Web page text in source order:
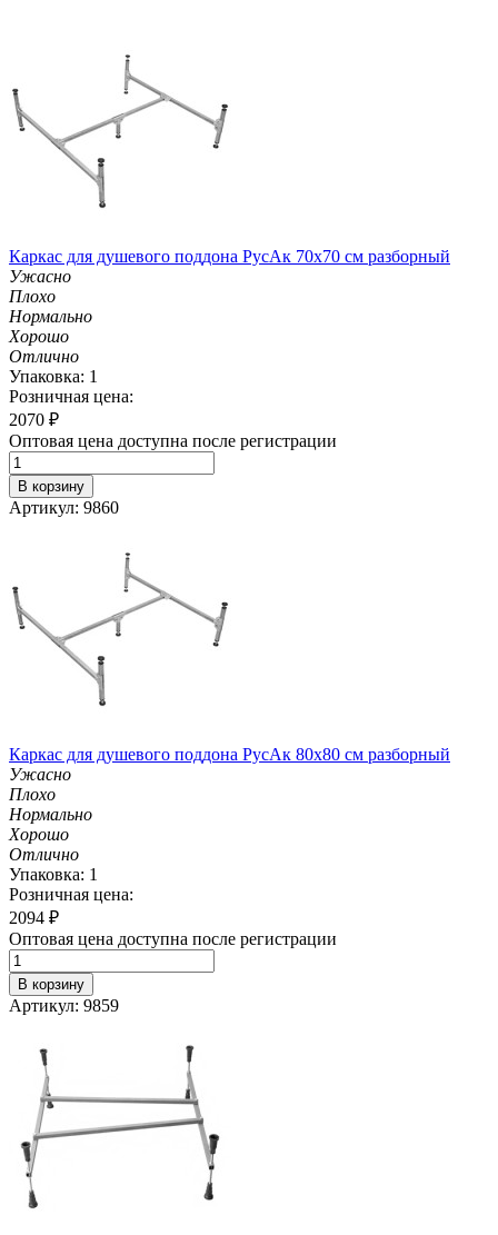
Каркас для душевого поддона РусАк 70х70 см разборный
Ужасно
Плохо
Нормально
Хорошо
Отлично
Упаковка: 1
Розничная цена:
2070 ₽
Оптовая цена доступна после регистрации
В корзину
Артикул: 9860
Каркас для душевого поддона РусАк 80х80 см разборный
Ужасно
Плохо
Нормально
Хорошо
Отлично
Упаковка: 1
Розничная цена:
2094 ₽
Оптовая цена доступна после регистрации
В корзину
Артикул: 9859